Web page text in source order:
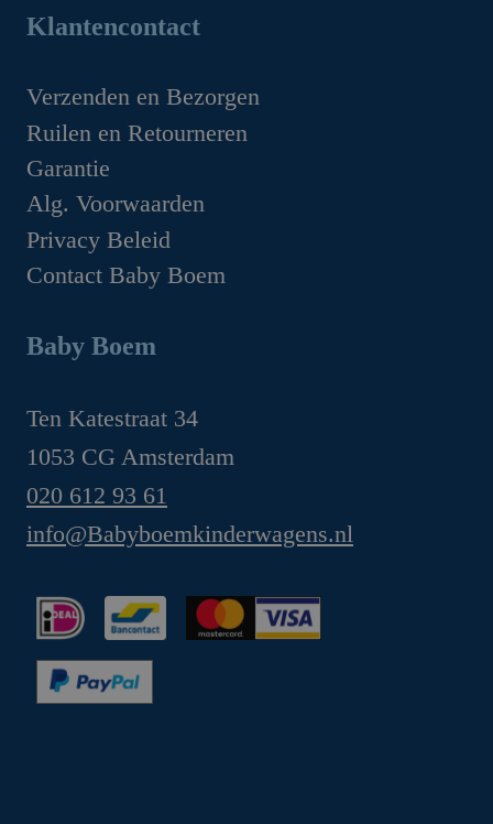
€49.95.
€44.95.
prijs
prijs
Klantencontact
Verzenden en Bezorgen
Ruilen en Retourneren
Garantie
Alg. Voorwaarden
Privacy Beleid
Contact Baby Boem
Baby Boem
Ten Katestraat 34
1053 CG Amsterdam
020 612 93 61
info@Babyboemkinderwagens.nl